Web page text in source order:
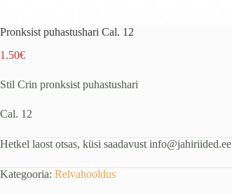
Pronksist puhastushari Cal. 12
1.50€
Stil Crin pronksist puhastushari
Cal. 12
Hetkel laost otsas, küsi saadavust info@jahiriided.ee
Kategooria: Relvahooldus